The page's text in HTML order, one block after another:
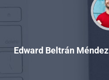
Edward Beltrán Méndez